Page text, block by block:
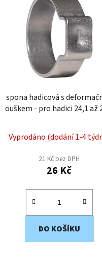
spona hadicová s
ouškem - pro hadici 24,1 až 27,0
Vyprodáno (dodání 1-4
21 Kč bez DPH
26 Kč
DO KOŠÍKU